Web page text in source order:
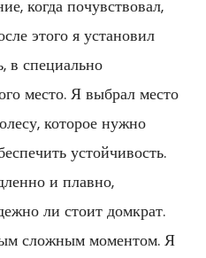
когда почувствовал,
этого я установил
в специально
место. Я выбрал место
которое нужно
устойчивость.
и плавно,
ли стоит домкрат.
сложным моментом. Я